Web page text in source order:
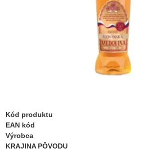
Kód produktu
EAN kód
Výrobca
KRAJINA PÔVODU